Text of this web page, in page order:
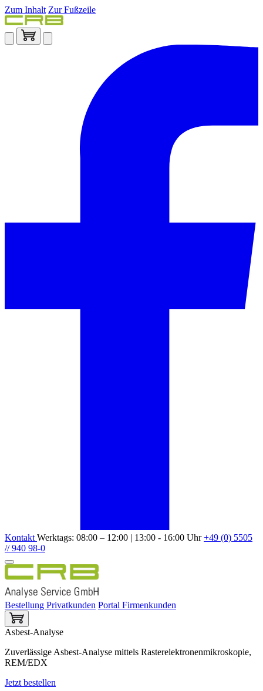
Zum Inhalt Zur Fußzeile
Kontakt Werktags: 08:00 – 12:00 | 13:00 - 16:00 Uhr+49 (0) 5505
// 940 98-0
Bestellung Privatkunden Portal Firmenkunden
Asbest-Analyse
Zuverlässige Asbest-Analyse mittels Rasterelektronenmikroskopie,
REM/EDX
Jetzt bestellen